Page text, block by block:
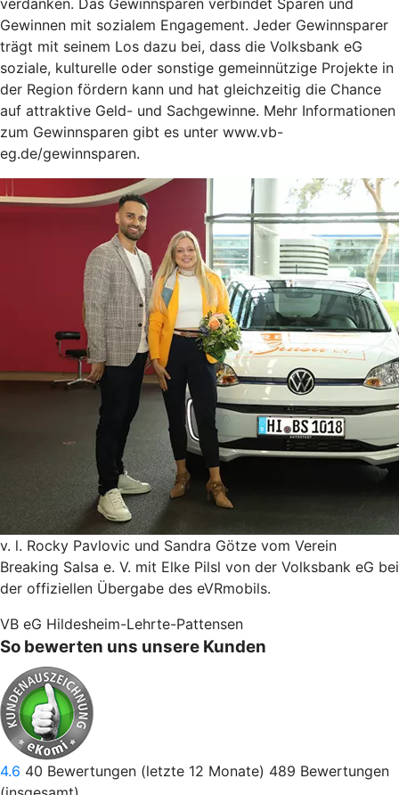
verdanken. Das Gewinnsparen verbindet Sparen und
Gewinnen mit sozialem Engagement. Jeder Gewinnsparer
trägt mit seinem Los dazu bei, dass die Volksbank eG
soziale, kulturelle oder sonstige gemeinnützige Projekte in
der Region fördern kann und hat gleichzeitig die Chance
auf attraktive Geld- und Sachgewinne. Mehr Informationen
zum Gewinnsparen gibt es unter www.vb-
eg.de/gewinnsparen.
v. l. Rocky Pavlovic und Sandra Götze vom Verein
Breaking Salsa e. V. mit Elke Pilsl von der Volksbank eG bei
der offiziellen Übergabe des eVRmobils.
VB eG Hildesheim-Lehrte-Pattensen
So bewerten uns unsere Kunden
4.6 40 Bewertungen (letzte 12 Monate) 489 Bewertungen